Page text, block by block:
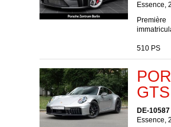
Essence,
Première
510 PS
DE-
Essence,